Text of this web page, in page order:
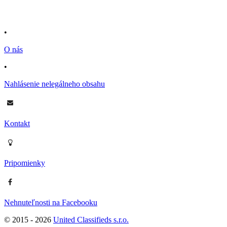
•
O nás
•
Nahlásenie nelegálneho obsahu
Kontakt
Pripomienky
Nehnuteľnosti na Facebooku
© 2015 - 2026 United Classifieds s.r.o.